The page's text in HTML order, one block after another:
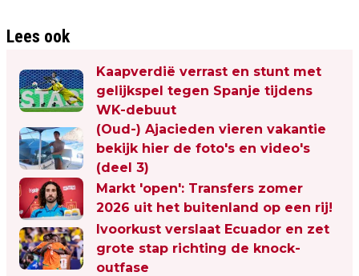
Lees ook
Kaapverdië verrast en stunt met
gelijkspel tegen Spanje tijdens
WK-debuut
(Oud-) Ajacieden vieren vakantie
bekijk hier de foto's en video's
(deel 3)
Markt 'open': Transfers zomer
2026 uit het buitenland op een rij!
Ivoorkust verslaat Ecuador en zet
grote stap richting de knock-
outfase